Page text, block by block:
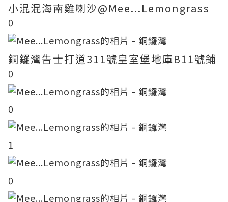
小混混海南雞喇沙@Mee...Lemongrass
0
銅鑼灣告士打道311號皇室堡地庫B11號鋪
0
0
1
0